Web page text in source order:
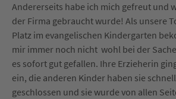
Andererseits habe ich mich gefreut und
der Firma gebraucht wurde! Als unsere
Platz im evangelischen Kindergarten
mir immer noch nicht wohl bei der
es sofort gut gefallen. Ihre Erzieherin
ein, die anderen Kinder haben sie
geschlossen und sie wurde von allen